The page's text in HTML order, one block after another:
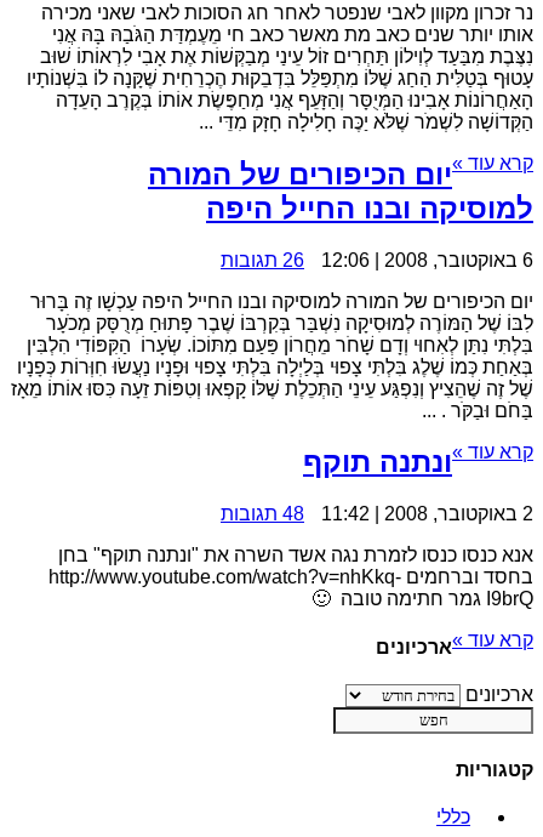
נר זכרון מקוון לאבי שנפטר לאחר חג הסוכות לאבי שאני מכירה
אותו יותר שנים כאב מת מאשר כאב חי מֵעֶמְדַּת הַגֹּבַהּ בָּהּ אֲנִי
נִצֶּבֶת מִבַּעַד לְוִילוֹן תַּחְרִים זוֹל עֵינַי מְבַקְּשׁוֹת אֶת אָבִי לִרְאוֹתוֹ שׁוּב
עָטוּף בְּטַלִּית הַחַג שֶׁלּוֹ מִתְפַּלֵּל בִּדְבֵקוּת הֶכְרֵחִית שֶׁקָּנָה לוֹ בִּשְׁנוֹתָיו
הָאַחֲרוֹנוֹת אָבִינוּ הַמְּיֻסָּר וְהַזָּעֵף אֲנִי מְחַפֶּשֶׂת אוֹתוֹ בְּקֶרֶב הָעֵדָה
הַקְּדוֹשָׁה לִשְׁמֹר שֶׁלֹּא יַכֶּה חָלִילָה חָזָק מִדֵּי ...
קרא עוד »יום הכיפורים של המורה
למוסיקה ובנו החייל היפה
6 באוקטובר, 2008 | 12:06
26 תגובות
יום הכיפורים של המורה למוסיקה ובנו החייל היפה עַכְשָׁו זֶה בָּרוּר
לִבּוֹ שֶׁל הַמּוֹרֶה לְמוּסִיקָה נִשְׁבַּר בְּקִרְבּוֹ שֶׁבֶר פָּתוּחַ מְרֻסָּק מְכֹעָר
בִּלְתִּי נִתַּן לְאִחוּי וְדָם שָׁחֹר מֵחֲרוֹן פַּעַם מִתּוֹכוֹ. שְׂעָרוֹ הַקִּפּוֹדִי הִלְבִּין
בְּאַחַת כְּמוֹ שֶׁלֶג בִּלְתִּי צָפוּי בְּלַיְלָה בִּלְתִּי צָפוּי וּפָנָיו נַעֲשׂוּ חִוְּרוֹת כְּפָנָיו
שֶׁל זֶה שֶׁהֵצִיץ וְנִפְגַּע עֵינֵי הַתְּכֵלֶת שֶׁלּוֹ קָפְאוּ וְטִפּוֹת זֵעָה כִּסּוּ אוֹתוֹ מֵאָז
בַּחֹם וּבַקֹּר . ...
קרא עוד »ונתנה תוקף
2 באוקטובר, 2008 | 11:42
48 תגובות
אנא כנסו כנסו לזמרת נגה אשד השרה את "ונתנה תוקף" בחן
בחסד וברחמים http://www.youtube.com/watch?v=nhKkq-
I9brQ גמר חתימה טובה 🙂
קרא עוד »ארכיונים
ארכיונים
קטגוריות
כללי